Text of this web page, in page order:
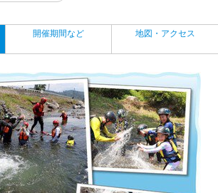
開催期間など 地図・アクセス